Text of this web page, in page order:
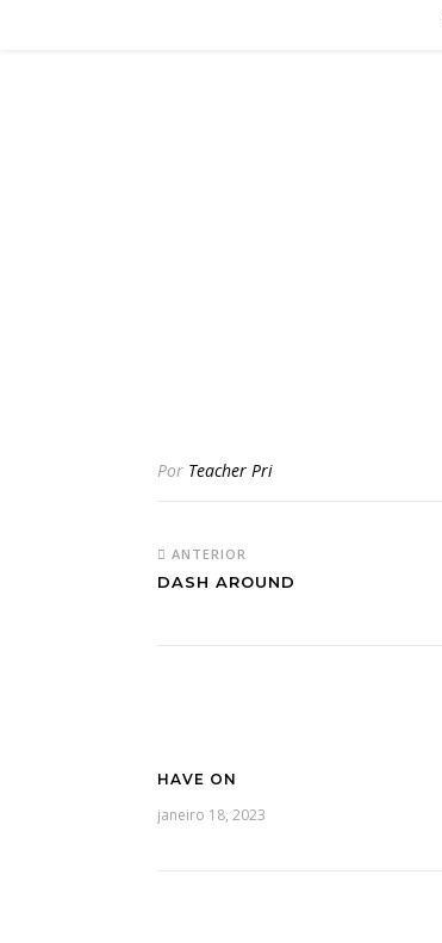
Por Teacher Pri
ANTERIOR
DASH AROUND
HAVE ON
janeiro 18, 2023